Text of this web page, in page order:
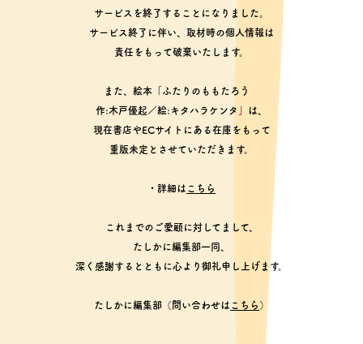
サービスを終了することになりました。
サービス終了に伴い、取材時の個人情報は
責任をもって破棄いたします。
また、絵本「ふたりのももたろう
作:木戸優起／絵:キタハラケンタ」は、
現在書店やECサイトにある在庫をもって
重版未定とさせていただきます。
・詳細は こちら
これまでのご愛顧に対してまして、
たしかに編集部一同、
深く感謝するとともに心より御礼申し上げます。
たしかに編集部（問い合わせは こちら ）